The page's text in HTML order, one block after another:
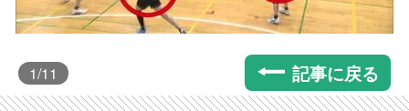
1/11 記事に戻る